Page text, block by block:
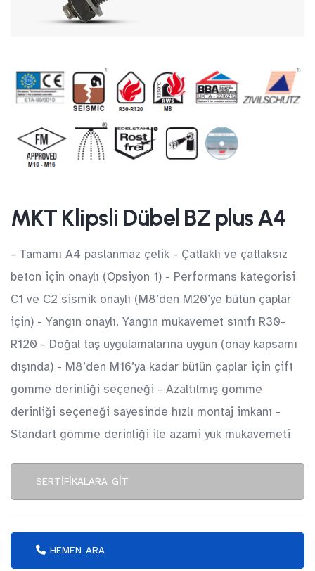
MKT Klipsli Dübel BZ plus A4
- Tamamı A4 paslanmaz çelik - Çatlaklı ve çatlaksız
beton için onaylı (Opsiyon 1) - Performans kategorisi
C1 ve C2 sismik onaylı (M8’den M20’ye bütün çaplar
için) - Yangın onaylı. Yangın mukavemet sınıfı R30-
R120 - Doğal taş uygulamalarına uygun (onay kapsamı
dışında) - M8’den M16’ya kadar bütün çaplar için çift
gömme derinliği seçeneği - Azaltılmış gömme
derinliği seçeneği sayesinde hızlı montaj imkanı -
Standart gömme derinliği ile azami yük mukavemeti
SERTIFIKALARA GIT
HEMEN ARA